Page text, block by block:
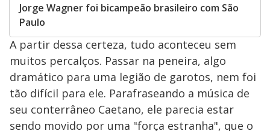
Jorge Wagner foi bicampeão brasileiro com São
Paulo
A partir dessa certeza, tudo aconteceu sem
muitos percalços. Passar na peneira, algo
dramático para uma legião de garotos, nem foi
tão difícil para ele. Parafraseando a música de
seu conterrâneo Caetano, ele parecia estar
sendo movido por uma "força estranha", que o